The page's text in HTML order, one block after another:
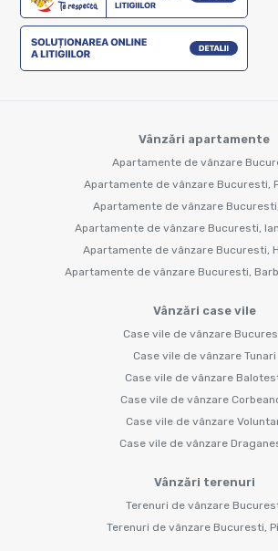
Vânzări apartamente
Apartamente de vânzare
Apartamente de vânzare Bucuresti,
Apartamente de vânzare
Apartamente de vânzare Bucuresti,
Apartamente de vânzare Bucuresti,
Apartamente de vânzare Bucuresti,
Vânzări case vile
Case vile de vânzare
Case vile de vânzare Tunari
Case vile de vânzare
Case vile de vânzare
Case vile de vânzare
Case vile de vânzare
Vânzări terenuri
Terenuri de vânzare
Terenuri de vânzare Bucuresti,